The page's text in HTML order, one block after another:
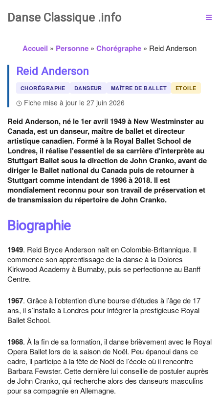
Danse Classique .info
Accueil » Personne » Chorégraphe » Reid Anderson
Reid Anderson
CHORÉGRAPHE DANSEUR MAÎTRE DE BALLET ETOILE
Fiche mise à jour le 27 juin 2026
Reid Anderson, né le 1er avril 1949 à New Westminster au
Canada, est un danseur, maître de ballet et directeur
artistique canadien. Formé à la Royal Ballet School de
Londres, il réalise l'essentiel de sa carrière d'interprète au
Stuttgart Ballet sous la direction de John Cranko, avant de
diriger le Ballet national du Canada puis de retourner à
Stuttgart comme intendant de 1996 à 2018. Il est
mondialement reconnu pour son travail de préservation et
de transmission du répertoire de John Cranko.
Biographie
1949. Reid Bryce Anderson naît en Colombie-Britannique. Il
commence son apprentissage de la danse à la Dolores
Kirkwood Academy à Burnaby, puis se perfectionne au Banff
Centre.
1967. Grâce à l’obtention d’une bourse d’études à l’âge de 17
ans, il s’installe à Londres pour intégrer la prestigieuse Royal
Ballet School.
1968. À la fin de sa formation, il danse brièvement avec le Royal
Opera Ballet lors de la saison de Noël. Peu épanoui dans ce
cadre, il participe à la fête de Noël de l’école où il rencontre
Barbara Fewster. Cette dernière lui conseille de postuler auprès
de John Cranko, qui recherche alors des danseurs masculins
pour sa compagnie en Allemagne.